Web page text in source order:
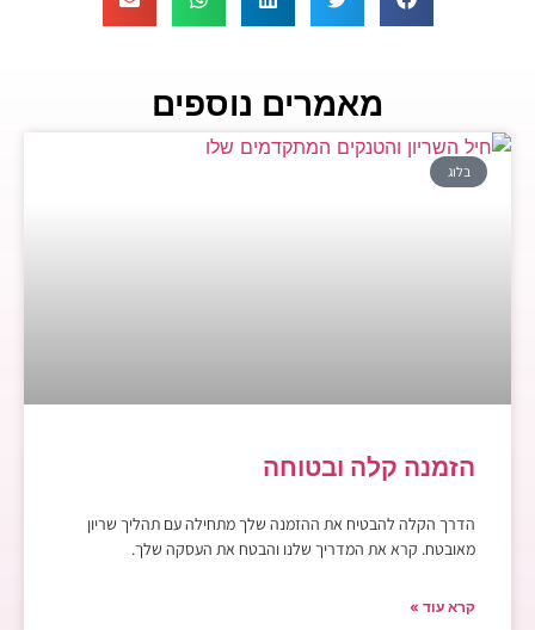
מאמרים נוספים
בלוג
הזמנה קלה ובטוחה
הדרך הקלה להבטיח את ההזמנה שלך מתחילה עם תהליך שריון
מאובטח. קרא את המדריך שלנו והבטח את העסקה שלך.
קרא עוד »